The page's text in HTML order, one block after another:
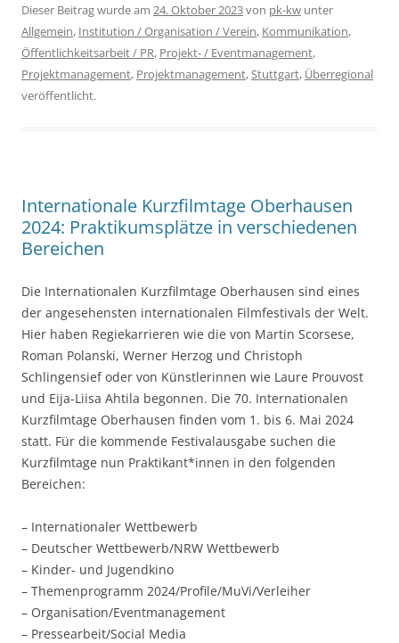
Dieser Beitrag wurde am 24. Oktober 2023von pk-kw unter
Allgemein, Institution / Organisation / Verein, Kommunikation,
Öffentlichkeitsarbeit / PR, Projekt- / Eventmanagement,
Projektmanagement, Projektmanagement,Stuttgart, Überregional
veröffentlicht.
Internationale Kurzfilmtage Oberhausen
2024: Praktikumsplätze in verschiedenen
Bereichen
Die Internationalen Kurzfilmtage Oberhausen sind eines
der angesehensten internationalen Filmfestivals der Welt.
Hier haben Regiekarrieren wie die von Martin Scorsese,
Roman Polanski, Werner Herzog und Christoph
Schlingensief oder von Künstlerinnen wie Laure Prouvost
und Eija-Liisa Ahtila begonnen. Die 70. Internationalen
Kurzfilmtage Oberhausen finden vom 1. bis 6. Mai 2024
statt. Für die kommende Festivalausgabe suchen die
Kurzfilmtage nun Praktikant*innen in den folgenden
Bereichen:
– Internationaler Wettbewerb
– Deutscher Wettbewerb/NRW Wettbewerb
– Kinder- und Jugendkino
– Themenprogramm 2024/Profile/MuVi/Verleiher
– Organisation/Eventmanagement
– Pressearbeit/Social Media